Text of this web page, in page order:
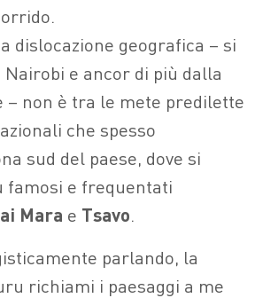
dislocazione geografica – si
e ancor di più dalla
– non è tra le mete predilette
che spesso
sud del paese, dove si
famosi e frequentati
Mara e Tsavo.
parlando, la
richiami i paesaggi a me